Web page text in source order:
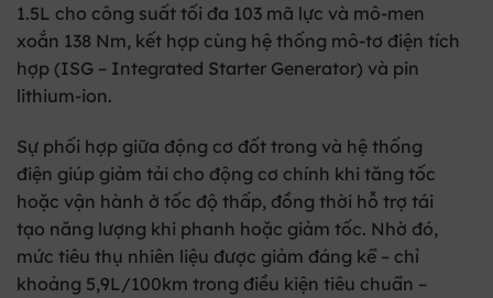
1.5L cho công suất tối đa 103 mã lực và mô-men
xoắn 138 Nm, kết hợp cùng hệ thống mô-tơ điện tích
hợp (ISG – Integrated Starter Generator) và pin
lithium-ion.
Sự phối hợp giữa động cơ đốt trong và hệ thống
điện giúp giảm tải cho động cơ chính khi tăng tốc
hoặc vận hành ở tốc độ thấp, đồng thời hỗ trợ tái
tạo năng lượng khi phanh hoặc giảm tốc. Nhờ đó,
mức tiêu thụ nhiên liệu được giảm đáng kể – chỉ
khoảng 5,9L/100km trong điều kiện tiêu chuẩn –